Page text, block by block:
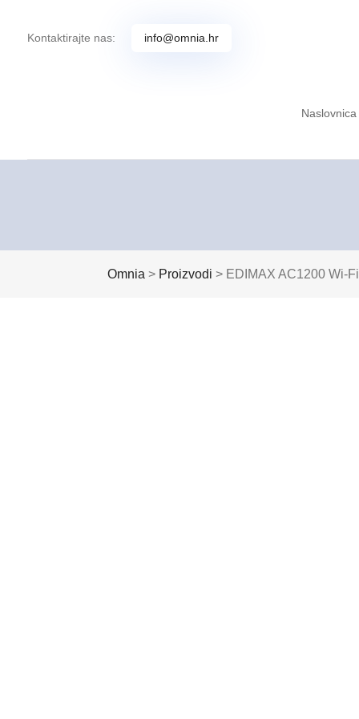
Kontaktirajte nas: info@omnia.hr
Naslovnica
Omnia > Proizvodi > EDIMAX AC1200 Wi-